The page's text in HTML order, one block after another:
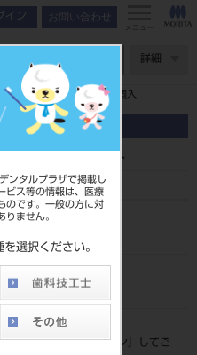
ンタルプラザで掲載し
ビス等の情報は、医療
のです。一般の方に対
りません。
選択ください。
イン お問い合わせ
メニュー
詳細
Ｘ エヴァホイール ２個入
ァホイール ２個入
品目コード
4560128312066
標準価格
価格の確認は『ログイン
』してご